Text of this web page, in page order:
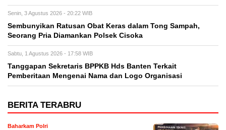
Senin, 3 Agustus 2026 - 20:22 WIB
Sembunyikan Ratusan Obat Keras dalam Tong Sampah,
Seorang Pria Diamankan Polsek Cisoka
Sabtu, 1 Agustus 2026 - 17:58 WIB
Tanggapan Sekretaris BPPKB Hds Banten Terkait
Pemberitaan Mengenai Nama dan Logo Organisasi
BERITA TERABRU
Baharkam Polri